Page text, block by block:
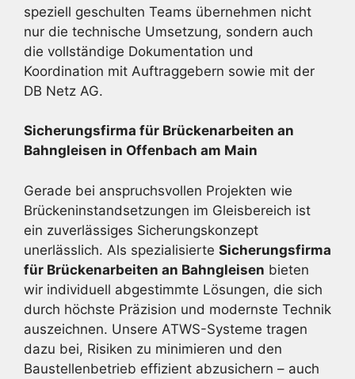
speziell geschulten Teams übernehmen nicht
nur die technische Umsetzung, sondern auch
die vollständige Dokumentation und
Koordination mit Auftraggebern sowie mit der
DB Netz AG.
Sicherungsfirma für Brückenarbeiten an
Bahngleisen in Offenbach am Main
Gerade bei anspruchsvollen Projekten wie
Brückeninstandsetzungen im Gleisbereich ist
ein zuverlässiges Sicherungskonzept
unerlässlich. Als spezialisierte Sicherungsfirma
für Brückenarbeiten an Bahngleisen bieten
wir individuell abgestimmte Lösungen, die sich
durch höchste Präzision und modernste Technik
auszeichnen. Unsere ATWS-Systeme tragen
dazu bei, Risiken zu minimieren und den
Baustellenbetrieb effizient abzusichern – auch